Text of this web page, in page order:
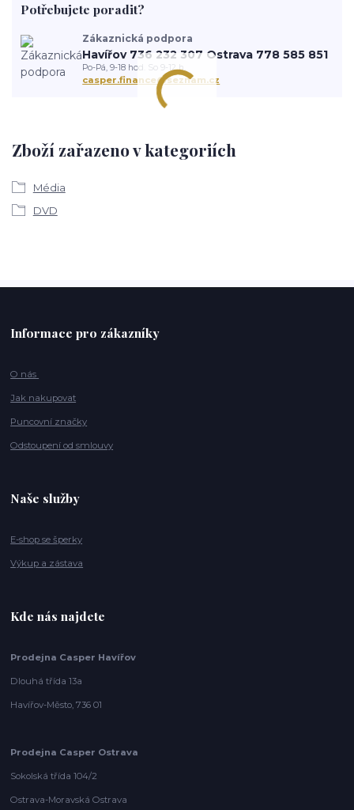
Zboží zařazeno v kategoriích
Média
DVD
Potřebujete poradit?
Zákaznická podpora
Havířov 736 232 307 Ostrava 778 585 851
Po-Pá, 9-18 hod. So 9-12 h.
casper.finance@seznam.cz
Informace pro zákazníky
O nás
Jak nakupovat
Puncovní značky
Odstoupení od smlouvy
Naše služby
E-shop se šperky
Výkup a zástava
Kde nás najdete
Prodejna Casper Havířov
Dlouhá třída 13a
Havířov-Město, 736 01
Prodejna Casper Ostrava
Sokolská třída 104/2
Ostrava-Moravská Ostrava